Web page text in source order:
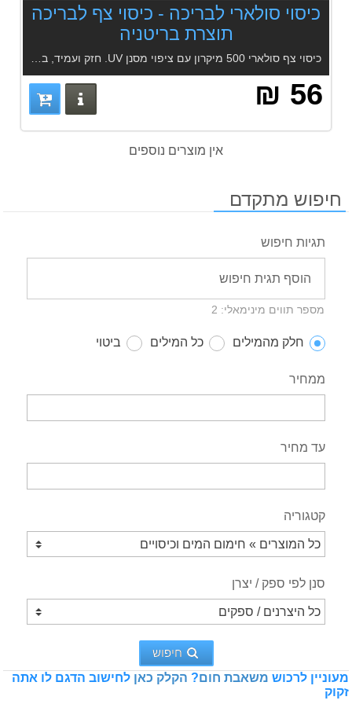
כיסוי סולארי לבריכה - כיסוי צף לבריכה
תוצרת בריטניה
כיסוי צף סולארי 500 מיקרון עם ציפוי מסנן UV. חזק ועמיד, בצבע תכלת-שקוף, שומר על חום המים המחיר למטר מרובע ברוטו (מידת רוחב קובע) מידות רוחב -4.00
56 ₪ פרטים
אין מוצרים נוספים
חיפוש מתקדם
תגיות חיפוש
מספר תווים מינימאלי: 2
חלק מהמילים כל המילים ביטוי
ממחיר
עד מחיר
קטגוריה
סנן לפי ספק / יצרן
חיפוש
מעוניין לרכוש משאבת חום? הקלק כאן לחישוב הדגם לו אתה
זקוק